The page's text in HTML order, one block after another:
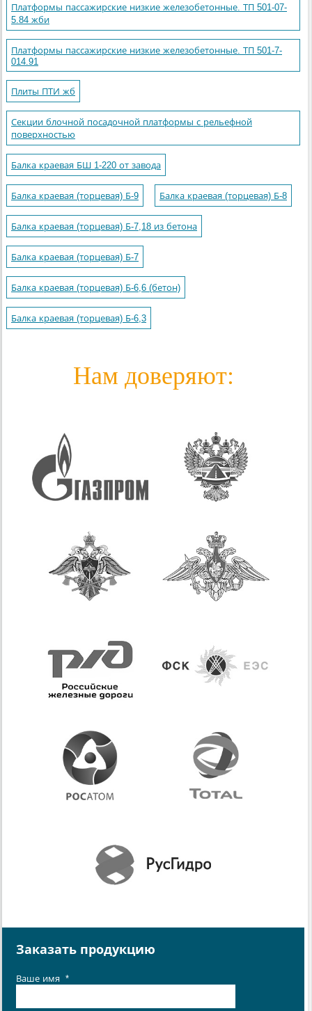
Платформы пассажирские низкие железобетонные. ТП 501-07-
5.84 жби
Платформы пассажирские низкие железобетонные. ТП 501-7-
014.91
Плиты ПТИ жб
Секции блочной посадочной платформы с рельефной
поверхностью
Балка краевая БШ 1-220 от завода
Балка краевая (торцевая) Б-9 Балка краевая (торцевая) Б-8
Балка краевая (торцевая) Б-7,18 из бетона
Балка краевая (торцевая) Б-7
Балка краевая (торцевая) Б-6,6 (бетон)
Балка краевая (торцевая) Б-6,3
Нам доверяют:
Заказать продукцию
Ваше имя *